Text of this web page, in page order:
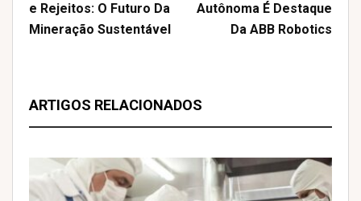
E Rejeitos: O Futuro Da
Mineração Sustentável
Autônoma É Destaque
Da ABB Robotics
ARTIGOS RELACIONADOS